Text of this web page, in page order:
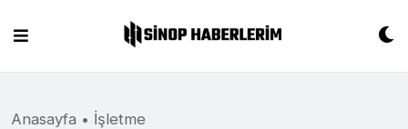
content
Anasayfa • İşletme